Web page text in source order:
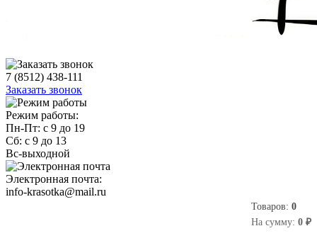
7 (8512) 438-111
Заказать звонок
Режим работы:
Пн-Пт: с 9 до 19
Сб: с 9 до 13
Вс-выходной
Электронная почта:
info-krasotka@mail.ru
Товаров: 0
На сумму: 0 ₽